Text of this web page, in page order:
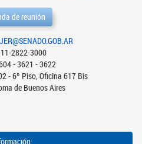
de reunión
2822-3000
- 3621 - 3622
- 6º Piso, Oficina 617 Bis
de Buenos Aires